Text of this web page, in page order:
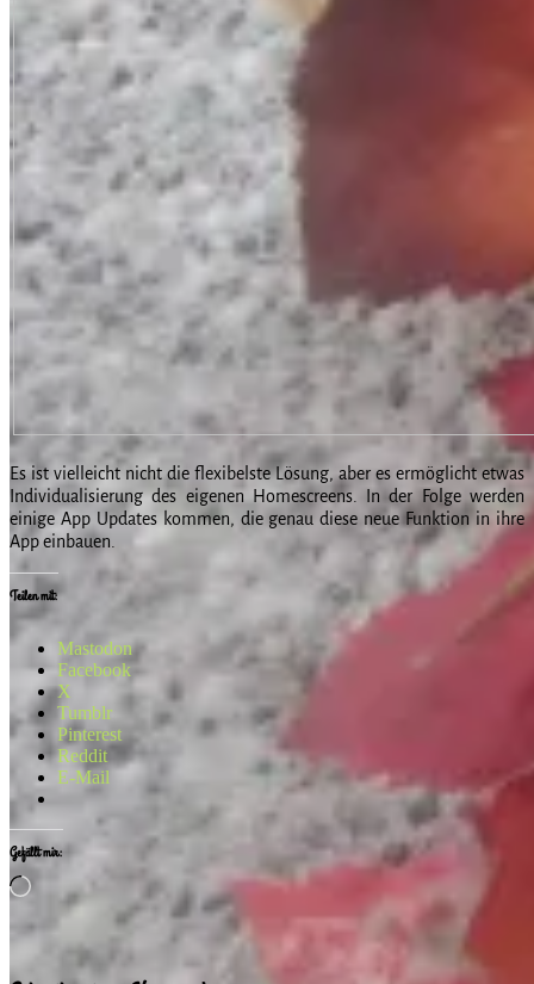
Es ist vielleicht nicht die flexibelste Lösung, aber es ermöglicht etwas
Individualisierung des eigenen Homescreens. In der Folge werden
einige App Updates kommen, die genau diese neue Funktion in ihre
App einbauen.
Teilen mit:
Mastodon
Facebook
X
Tumblr
Pinterest
Reddit
E-Mail
Gefällt mir:
Wird
geladen …